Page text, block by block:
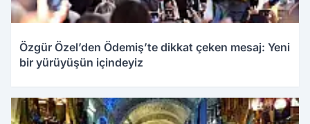
Özgür Özel’den Ödemiş’te dikkat çeken mesaj: Yeni
bir yürüyüşün içindeyiz